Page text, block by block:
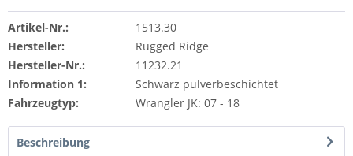
Artikel-Nr.:
1513.30
Hersteller:
Rugged Ridge
Hersteller-Nr.:
11232.21
Information 1:
Schwarz pulverbeschichtet
Fahrzeugtyp:
Wrangler JK: 07 - 18
Beschreibung